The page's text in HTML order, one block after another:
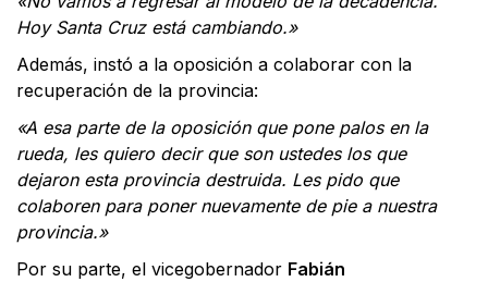
Hoy Santa Cruz está cambiando.»
Además, instó a la oposición a colaborar con la
recuperación de la provincia:
«A esa parte de la oposición que pone palos en la
rueda, les quiero decir que son ustedes los que
dejaron esta provincia destruida. Les pido que
colaboren para poner nuevamente de pie a nuestra
provincia.»
Por su parte, el vicegobernador Fabián